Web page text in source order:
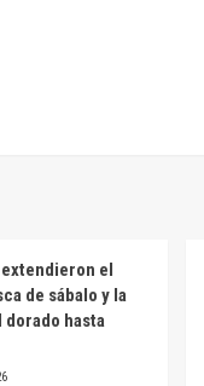
extendieron el
de sábalo y la
dorado hasta